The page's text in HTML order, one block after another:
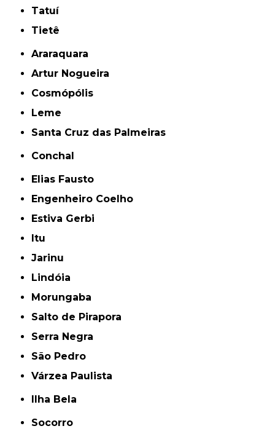
Tatuí
Tietê
Araraquara
Artur Nogueira
Cosmópólis
Leme
Santa Cruz das Palmeiras
Conchal
Elias Fausto
Engenheiro Coelho
Estiva Gerbi
Itu
Jarinu
Lindóia
Morungaba
Salto de Pirapora
Serra Negra
São Pedro
Várzea Paulista
Ilha Bela
Socorro